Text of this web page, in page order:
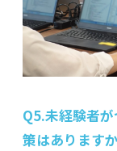
Q5.未経験者
策はあります